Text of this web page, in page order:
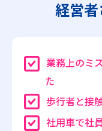
経営者
業務上のミ
た
歩行者と接
社用車で社